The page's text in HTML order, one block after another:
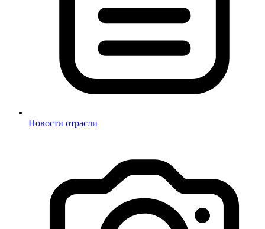
Новости отрасли